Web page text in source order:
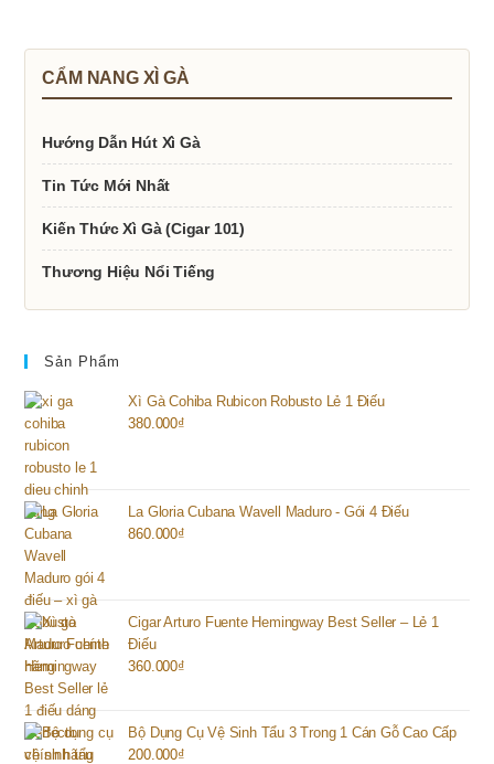
CẨM NANG XÌ GÀ
Hướng Dẫn Hút Xì Gà
Tin Tức Mới Nhất
Kiến Thức Xì Gà (Cigar 101)
Thương Hiệu Nổi Tiếng
Sản Phẩm
Xì Gà Cohiba Rubicon Robusto Lẻ 1 Điếu
380.000₫
La Gloria Cubana Wavell Maduro - Gói 4 Điếu
860.000₫
Cigar Arturo Fuente Hemingway Best Seller – Lẻ 1
Điếu
360.000₫
Bộ Dụng Cụ Vệ Sinh Tẩu 3 Trong 1 Cán Gỗ Cao Cấp
200.000₫